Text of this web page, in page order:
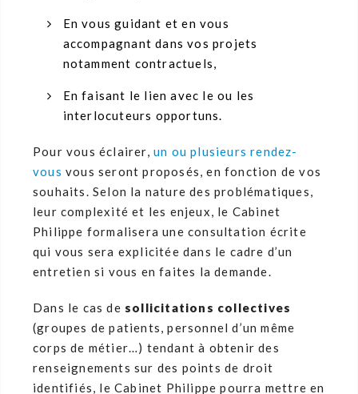
En vous guidant et en vous
accompagnant dans vos projets
notamment contractuels,
En faisant le lien avec le ou les
interlocuteurs opportuns.
Pour vous éclairer, un ou plusieurs rendez-
vous vous seront proposés, en fonction de vos
souhaits. Selon la nature des problématiques,
leur complexité et les enjeux, le Cabinet
Philippe formalisera une consultation écrite
qui vous sera explicitée dans le cadre d’un
entretien si vous en faites la demande.
Dans le cas de sollicitations collectives
(groupes de patients, personnel d’un même
corps de métier…) tendant à obtenir des
renseignements sur des points de droit
identifiés, le Cabinet Philippe pourra mettre en